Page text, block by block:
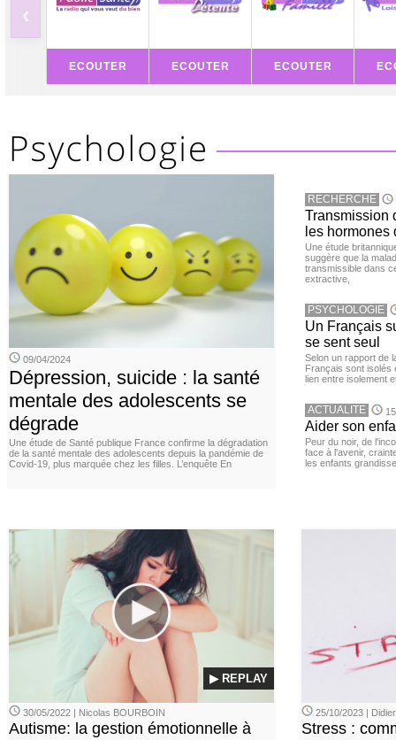
‹
ECOUTER ECOUTER ECOUTER
09/04/2024
Dépression, suicide : la santé
mentale des adolescents se
dégrade
Une étude de Santé publique France confirme la dégradation
de la santé mentale des adolescents depuis la pandémie de
Covid-19, plus marquée chez les filles. L’enquête En
RECHERCHE
Transmission
les hormones
Une étude
suggère que la
transmissible dans
extractive,
PSYCHOLOGIE
Un Français
se sent seul
Selon un rapport de
Français sont isolés
lien entre isolement
ACTUALITE
Aider son
Peur du noir, de
face à l'avenir,
les enfants
▶ REPLAY
30/05/2022 | Nicolas BOURBOIN
Autisme: la gestion émotionnelle à
25/10/2023 |
Stress :